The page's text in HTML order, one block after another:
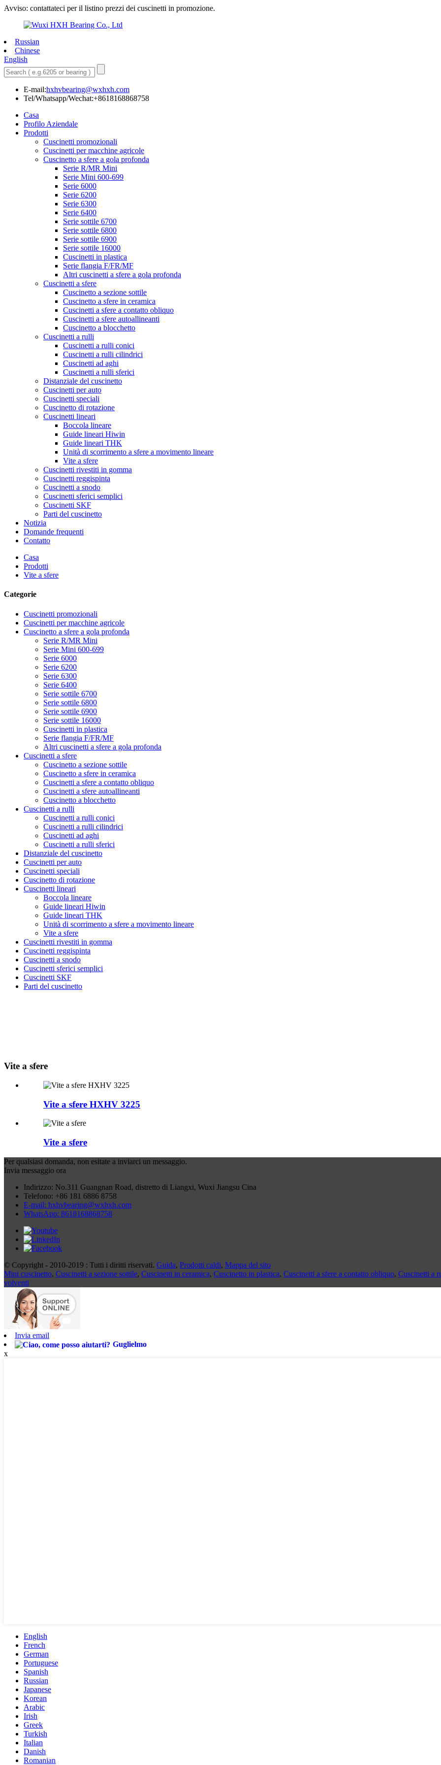
Avviso: contattateci per il listino prezzi dei cuscinetti in promozione.
Russian
Chinese
English
E-mail:hxhvbearing@wxhxh.com
Tel/Whatsapp/Wechat:+8618168868758
Casa
Profilo Aziendale
Prodotti
Cuscinetti promozionali
Cuscinetti per macchine agricole
Cuscinetto a sfere a gola profonda
Serie R/MR Mini
Serie Mini 600-699
Serie 6000
Serie 6200
Serie 6300
Serie 6400
Serie sottile 6700
Serie sottile 6800
Serie sottile 6900
Serie sottile 16000
Cuscinetti in plastica
Serie flangia F/FR/MF
Altri cuscinetti a sfere a gola profonda
Cuscinetti a sfere
Cuscinetto a sezione sottile
Cuscinetto a sfere in ceramica
Cuscinetti a sfere a contatto obliquo
Cuscinetti a sfere autoallineanti
Cuscinetto a blocchetto
Cuscinetti a rulli
Cuscinetti a rulli conici
Cuscinetti a rulli cilindrici
Cuscinetti ad aghi
Cuscinetti a rulli sferici
Distanziale del cuscinetto
Cuscinetti per auto
Cuscinetti speciali
Cuscinetto di rotazione
Cuscinetti lineari
Boccola lineare
Guide lineari Hiwin
Guide lineari THK
Unità di scorrimento a sfere a movimento lineare
Vite a sfere
Cuscinetti rivestiti in gomma
Cuscinetti reggispinta
Cuscinetti a snodo
Cuscinetti sferici semplici
Cuscinetti SKF
Parti del cuscinetto
Notizia
Domande frequenti
Contatto
Casa
Prodotti
Vite a sfere
Categorie
Cuscinetti promozionali
Cuscinetti per macchine agricole
Cuscinetto a sfere a gola profonda
Serie R/MR Mini
Serie Mini 600-699
Serie 6000
Serie 6200
Serie 6300
Serie 6400
Serie sottile 6700
Serie sottile 6800
Serie sottile 6900
Serie sottile 16000
Cuscinetti in plastica
Serie flangia F/FR/MF
Altri cuscinetti a sfere a gola profonda
Cuscinetti a sfere
Cuscinetto a sezione sottile
Cuscinetto a sfere in ceramica
Cuscinetti a sfere a contatto obliquo
Cuscinetti a sfere autoallineanti
Cuscinetto a blocchetto
Cuscinetti a rulli
Cuscinetti a rulli conici
Cuscinetti a rulli cilindrici
Cuscinetti ad aghi
Cuscinetti a rulli sferici
Distanziale del cuscinetto
Cuscinetti per auto
Cuscinetti speciali
Cuscinetto di rotazione
Cuscinetti lineari
Boccola lineare
Guide lineari Hiwin
Guide lineari THK
Unità di scorrimento a sfere a movimento lineare
Vite a sfere
Cuscinetti rivestiti in gomma
Cuscinetti reggispinta
Cuscinetti a snodo
Cuscinetti sferici semplici
Cuscinetti SKF
Parti del cuscinetto
Vite a sfere
Vite a sfere HXHV 3225
Vite a sfere
Per qualsiasi domanda, non esitate a inviarci un messaggio.
Invia messaggio ora
Indirizzo: No.311 Guangnan Road, distretto di Liangxi, Wuxi Jiangsu Cina
Telefono: +86 181 6886 8758
E-mail: hxhvbearing@wxhxh.com
WhatsApp: 8618168868758
© Copyright - 2010-2019 : Tutti i diritti riservati. Guida, Prodotti caldi, Mappa del sito
Mini cuscinetto, Cuscinetti a sezione sottile, Cuscinetti in ceramica, Cuscinetto in plastica, Cuscinetti a sfere a contatto obliquo, Cuscinetti a
volventi
Invia email
Guglielmo
x
English
French
German
Portuguese
Spanish
Russian
Japanese
Korean
Arabic
Irish
Greek
Turkish
Italian
Danish
Romanian